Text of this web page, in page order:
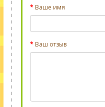
Ваше имя
Ваш отзыв